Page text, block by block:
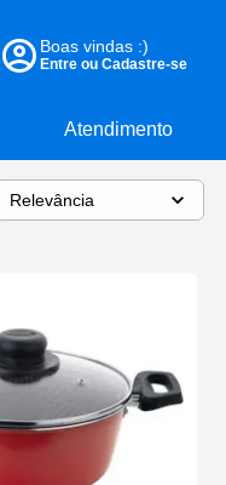
Atendimento
Boas vindas :)
Entre ou Cadastre-se